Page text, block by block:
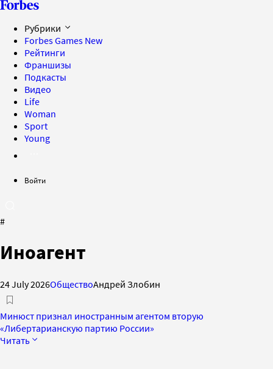
Рубрики
Forbes Games New
Рейтинги
Франшизы
Подкасты
Видео
Life
Woman
Sport
Young
Войти
#
Иноагент
24 July 2026ОбществоАндрей Злобин
Минюст признал иностранным агентом вторую
«Либертарианскую партию России»
Читать